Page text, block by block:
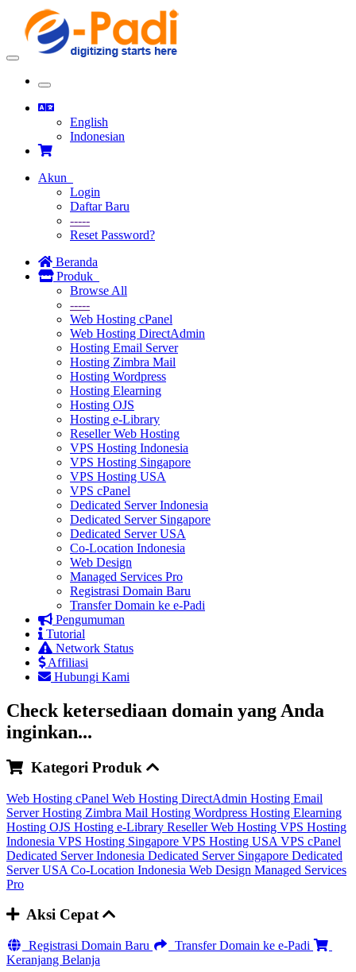
Toggle
Toggle
navigation
English
Indonesian
Akun
Login
Daftar Baru
-----
Reset Password?
Beranda
Produk
Browse All
-----
Web Hosting cPanel
Web Hosting DirectAdmin
Hosting Email Server
Hosting Zimbra Mail
Hosting Wordpress
Hosting Elearning
Hosting OJS
Hosting e-Library
Reseller Web Hosting
VPS Hosting Indonesia
VPS Hosting Singapore
VPS Hosting USA
VPS cPanel
Dedicated Server Indonesia
Dedicated Server Singapore
Dedicated Server USA
Co-Location Indonesia
Web Design
Managed Services Pro
Registrasi Domain Baru
Transfer Domain ke e-Padi
Pengumuman
Tutorial
Network Status
Affiliasi
Hubungi Kami
Check ketersediaan domain yang Anda
inginkan...
Kategori Produk
Web Hosting cPanel Web Hosting DirectAdmin Hosting Email
ServerHosting Zimbra Mail Hosting Wordpress Hosting Elearning
Hosting OJS Hosting e-Library Reseller Web Hosting VPS Hosting
Indonesia VPS Hosting Singapore VPS Hosting USA VPS cPanel
Dedicated Server Indonesia Dedicated Server Singapore Dedicated
Server USA Co-Location Indonesia Web Design Managed Services
Pro
Aksi Cepat
Registrasi Domain Baru
Transfer Domain ke e-Padi
Keranjang Belanja